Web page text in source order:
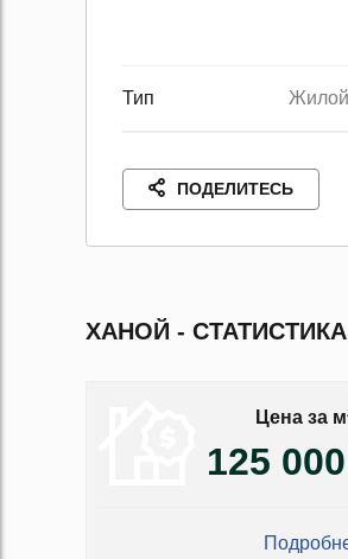
Тип
ПОДЕЛИТЕСЬ
ХАНОЙ - СТАТИСТИКА
Цена за
125